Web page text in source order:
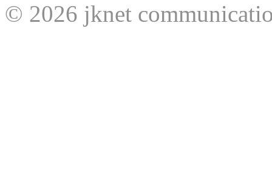
© 2026 jknet